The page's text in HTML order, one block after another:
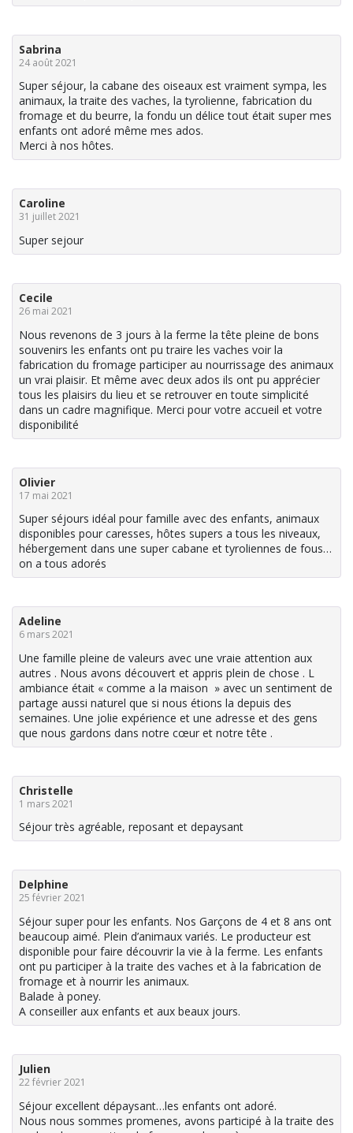
Sabrina
24 août 2021
Super séjour, la cabane des oiseaux est vraiment sympa, les
animaux, la traite des vaches, la tyrolienne, fabrication du
fromage et du beurre, la fondu un délice tout était super mes
enfants ont adoré même mes ados.
Merci à nos hôtes.
Caroline
31 juillet 2021
Super sejour
Cecile
26 mai 2021
Nous revenons de 3 jours à la ferme la tête pleine de bons
souvenirs les enfants ont pu traire les vaches voir la
fabrication du fromage participer au nourrissage des animaux
un vrai plaisir. Et même avec deux ados ils ont pu apprécier
tous les plaisirs du lieu et se retrouver en toute simplicité
dans un cadre magnifique. Merci pour votre accueil et votre
disponibilité
Olivier
17 mai 2021
Super séjours idéal pour famille avec des enfants, animaux
disponibles pour caresses, hôtes supers a tous les niveaux,
hébergement dans une super cabane et tyroliennes de fous…
on a tous adorés
Adeline
6 mars 2021
Une famille pleine de valeurs avec une vraie attention aux
autres . Nous avons découvert et appris plein de chose . L
ambiance était « comme a la maison » avec un sentiment de
partage aussi naturel que si nous étions la depuis des
semaines. Une jolie expérience et une adresse et des gens
que nous gardons dans notre cœur et notre tête .
Christelle
1 mars 2021
Séjour très agréable, reposant et depaysant
Delphine
25 février 2021
Séjour super pour les enfants. Nos Garçons de 4 et 8 ans ont
beaucoup aimé. Plein d’animaux variés. Le producteur est
disponible pour faire découvrir la vie à la ferme. Les enfants
ont pu participer à la traite des vaches et à la fabrication de
fromage et à nourrir les animaux.
Balade à poney.
A conseiller aux enfants et aux beaux jours.
Julien
22 février 2021
Séjour excellent dépaysant…les enfants ont adoré.
Nous nous sommes promenes, avons participé à la traite des